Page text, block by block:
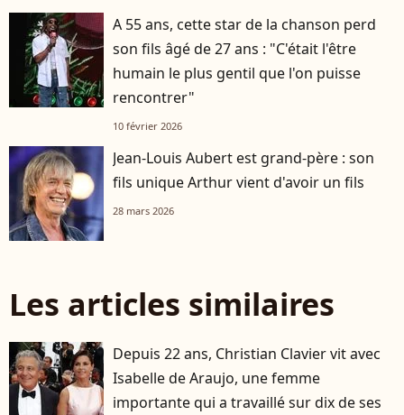
A 55 ans, cette star de la chanson perd
son fils âgé de 27 ans : "C'était l'être
humain le plus gentil que l'on puisse
rencontrer"
10 février 2026
Jean-Louis Aubert est grand-père : son
fils unique Arthur vient d'avoir un fils
28 mars 2026
Les articles similaires
Depuis 22 ans, Christian Clavier vit avec
Isabelle de Araujo, une femme
importante qui a travaillé sur dix de ses